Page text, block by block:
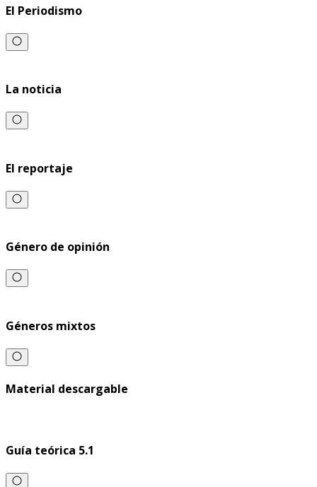
El Periodismo
La noticia
El reportaje
Género de opinión
Géneros mixtos
Material descargable
Guía teórica 5.1